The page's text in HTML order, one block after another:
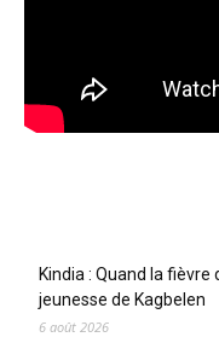
Kindia : Quand la
jeunesse de Kagbelen
6 août 2026